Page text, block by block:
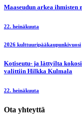
Maaseudun arkea ihmisten
22. heinäkuuta
2026 kulttuuripääkaupunkivuosi
Kotiseutu- ja lättyilta
valittiin Hilkka Kulmala
22. heinäkuuta
Ota yhteyttä